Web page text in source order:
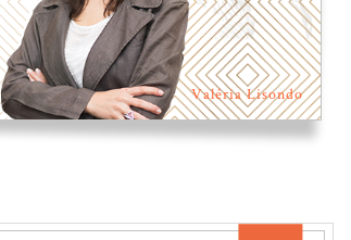
Valéria Lisondo